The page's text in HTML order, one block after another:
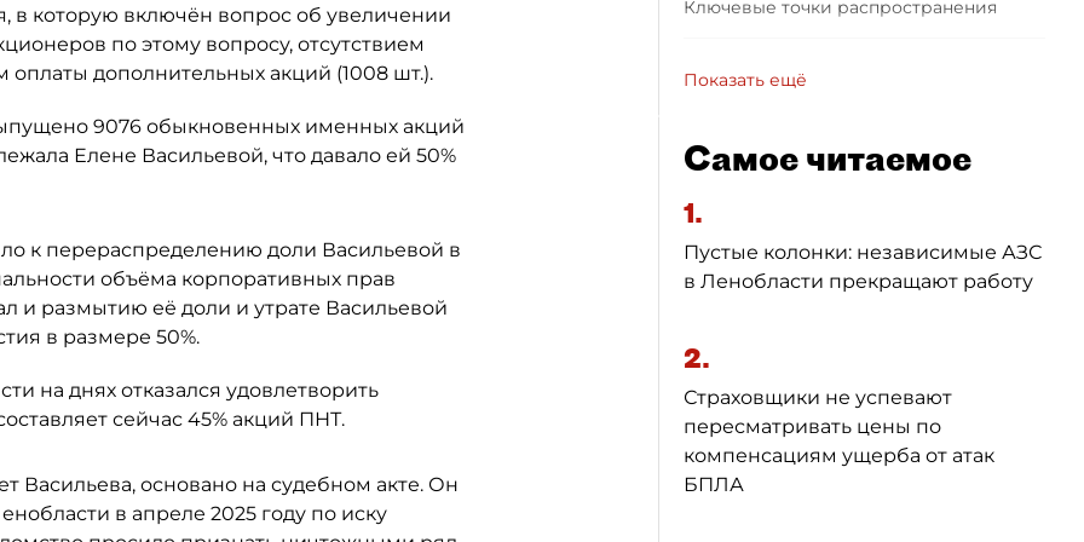
в которую включён вопрос об увеличении
по этому вопросу, отсутствием
дополнительных акций (1008 шт.).
9076 обыкновенных именных акций
Елене Васильевой, что давало ей 50%
к перераспределению доли Васильевой в
объёма корпоративных прав
и размытию её доли и утрате Васильевой
в размере 50%.
на днях отказался удовлетворить
сейчас 45% акций ПНТ.
Васильева, основано на судебном акте. Он
в апреле 2025 году по иску
Ключевые точки распространения
Показать ещё
Самое читаемое
1.
Пустые колонки: независимые АЗС
в Ленобласти прекращают работу
2.
Страховщики не успевают
пересматривать цены по
компенсациям ущерба от атак
БПЛА